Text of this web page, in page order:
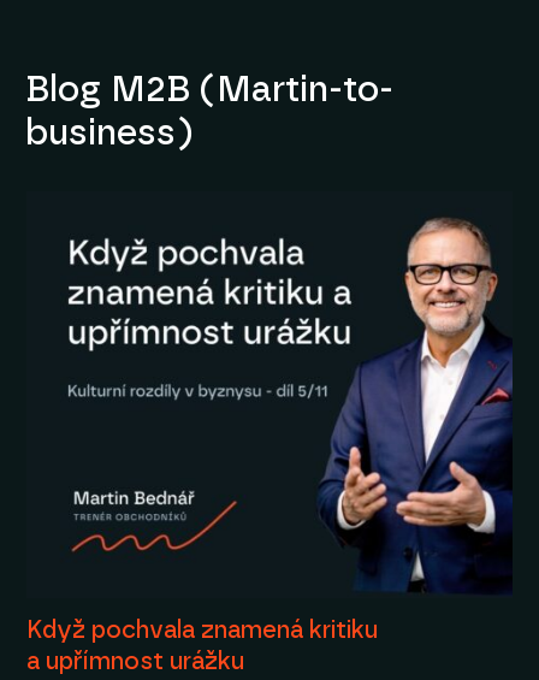
Blog M2B (Martin-to-
business)
Když pochvala znamená kritiku
a upřímnost urážku